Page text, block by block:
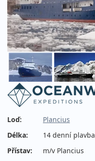
Loď:
Plancius
Délka:
14 denní plavba
Přístav:
m/v Plancius